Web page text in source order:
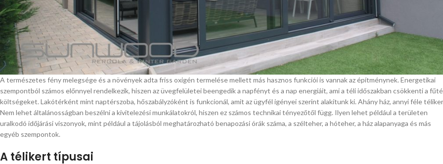
A természetes fény melegsége és a növények adta friss oxigén termelése mellett más hasznos funkciói is vannak az építménynek. Energetikai
szempontból számos előnnyel rendelkezik, hiszen az üvegfelületei beengedik a napfényt és a nap energiáit, ami a téli időszakban csökkenti a
költségeket. Lakótérként mint naptérszoba, hőszabályzóként is funkcionál, amit az ügyfél igényei szerint alakítunk ki. Ahány ház, annyi féle
Nem lehet általánosságban beszélni a kivitelezési munkálatokról, hiszen ez számos technikai tényezőtől függ. Ilyen lehet például a területen
uralkodó időjárási viszonyok, mint például a tájolásból meghatározható benapozási órák száma, a szélteher, a hóteher, a ház alapanyaga és más
egyéb szempontok.
A télikert típusai